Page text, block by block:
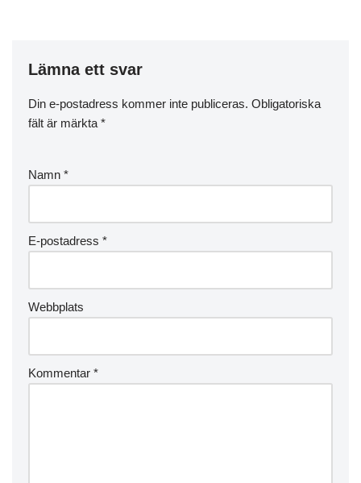
Lämna ett svar
Din e-postadress kommer inte publiceras. Obligatoriska
fält är märkta *
Namn *
E-postadress *
Webbplats
Kommentar *